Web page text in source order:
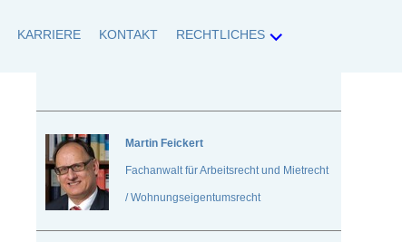
KARRIERE KONTAKT RECHTLICHES
Martin Feickert
Fachanwalt für Arbeitsrecht und Mietrecht
/ Wohnungseigentumsrecht